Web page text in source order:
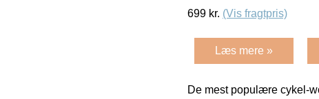
699 kr. (Vis fragtpris)
Læs mere »
De mest populære cykel-